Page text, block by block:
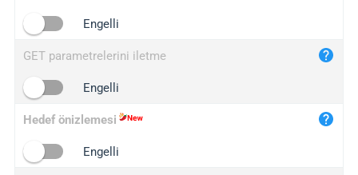
Engelli
GET parametrelerini iletme
Engelli
Hedef önizlemesi
Engelli